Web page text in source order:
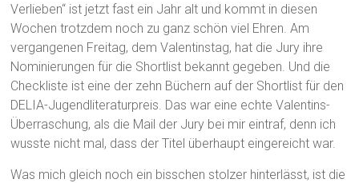
Verlieben“ ist jetzt fast ein Jahr alt und kommt in diesen
Wochen trotzdem noch zu ganz schön viel Ehren. Am
vergangenen Freitag, dem Valentinstag, hat die Jury ihre
Nominierungen für die Shortlist bekannt gegeben. Und die
Checkliste ist eine der zehn Büchern auf der Shortlist für den
DELIA-Jugendliteraturpreis. Das war eine echte Valentins-
Überraschung, als die Mail der Jury bei mir eintraf, denn ich
wusste nicht mal, dass der Titel überhaupt eingereicht war.
Was mich gleich noch ein bisschen stolzer hinterlässt, ist die